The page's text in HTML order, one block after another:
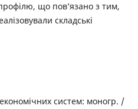
що пов’язано з тим,
складські
систем: моногр. /